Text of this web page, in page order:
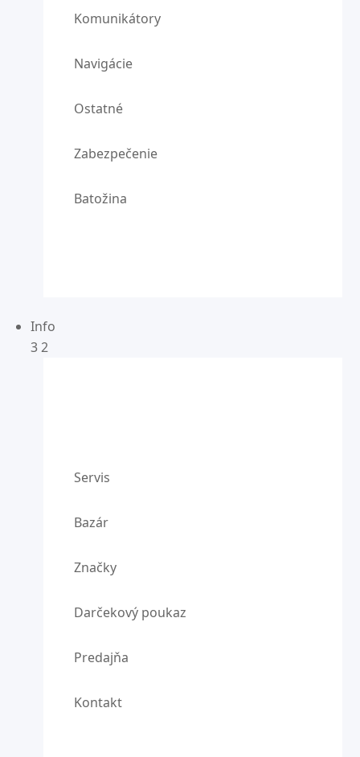
Komunikátory
Navigácie
Ostatné
Zabezpečenie
Batožina
Info
3 2
Servis
Bazár
Značky
Darčekový poukaz
Predajňa
Kontakt